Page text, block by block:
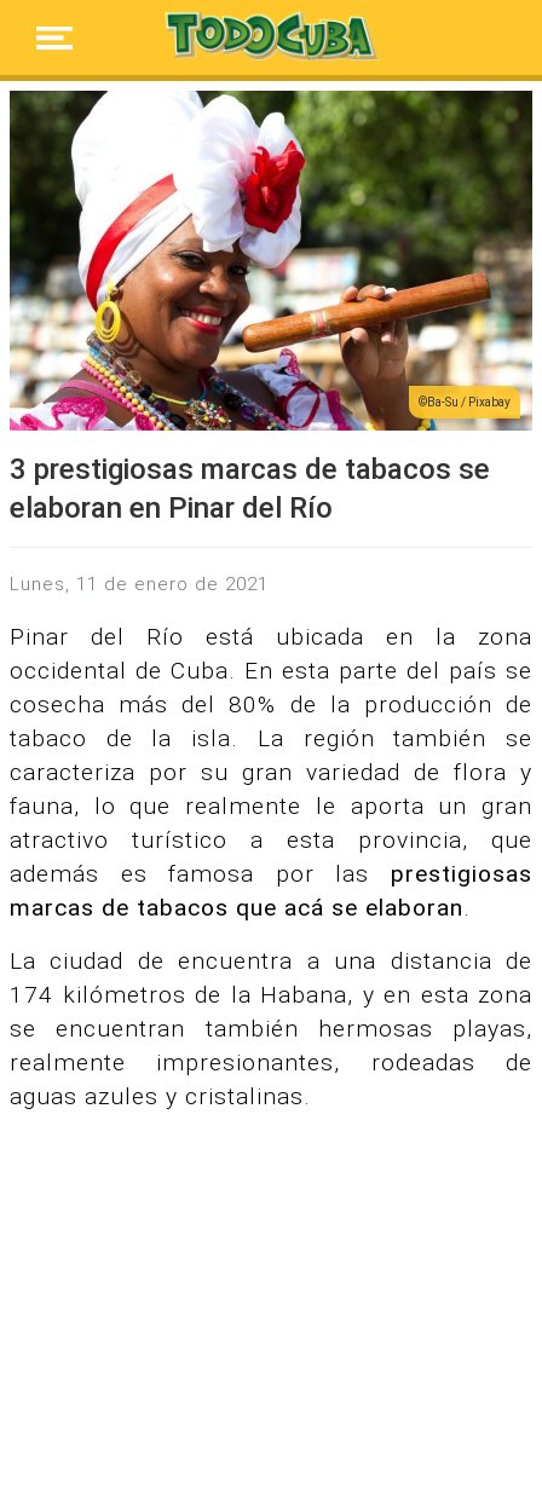
Ba-Su / Pixabay
3 prestigiosas marcas de tabacos se
elaboran en Pinar del Río
lunes, 11 de enero de 2021
Pinar del Río está ubicada en la zona
occidental de Cuba. En esta parte del país se
cosecha más del 80% de la producción de
tabaco de la isla. La región también se
caracteriza por su gran variedad de flora y
fauna, lo que realmente le aporta un gran
atractivo turístico a esta provincia, que
además es famosa por las prestigiosas
marcas de tabacos que acá se elaboran.
La ciudad de encuentra a una distancia de
174 kilómetros de la Habana, y en esta zona
se encuentran también hermosas playas,
realmente impresionantes, rodeadas de
aguas azules y cristalinas.